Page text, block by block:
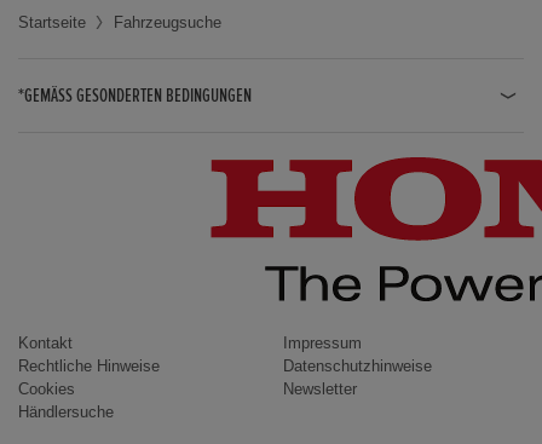
Startseite Fahrzeugsuche
*GEMÄSS GESONDERTEN BEDINGUNGEN
CIVIC / CIVIC LIMOUSINE
INSIGHT
ACCORD
Kontakt
Impressum
Rechtliche Hinweise
Datenschutzhinweise
Cookies
Newsletter
Händlersuche